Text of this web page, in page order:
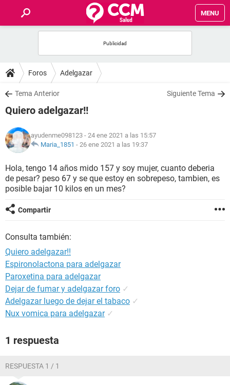
MENU
FOROS
SALUD
FAMILIA
NUTRICIÓN
BIENESTAR
Foros Adelgazar
Tema Anterior Siguiente Tema
Quiero adelgazar!!
ayudenme098123 - 24 ene 2021 a las 15:57
Maria_1851 - 26 ene 2021 a las 19:37
Hola, tengo 14 años mido 157 y soy mujer, cuanto deberia
de pesar? peso 67 y se que estoy en sobrepeso, tambien, es
posible bajar 10 kilos en un mes?
Compartir
Consulta también:
Quiero adelgazar!!
Espironolactona para adelgazar
Paroxetina para adelgazar
Dejar de fumar y adelgazar foro ✓
Adelgazar luego de dejar el tabaco ✓
Nux vomica para adelgazar ✓
1 respuesta
RESPUESTA 1 / 1